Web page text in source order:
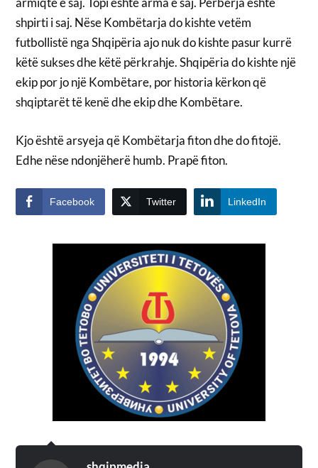
shpirti i saj. Nëse Kombëtarja do kishte vetëm
futbollistë nga Shqipëria ajo nuk do kishte pasur kurrë
këtë sukses dhe këtë përkrahje. Shqipëria do kishte një
ekip por jo një Kombëtare, por historia kërkon që
shqiptarët të kenë dhe ekip dhe Kombëtare.
Kjo është arsyeja që Kombëtarja fiton dhe do fitojë.
Edhe nëse ndonjëherë humb. Prapë fiton.
Facebook Twitter LinkedIn